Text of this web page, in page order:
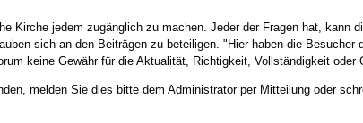
Kirche jedem zugänglich zu machen. Jeder der Fragen hat, kann
sich an den Beiträgen zu beteiligen. "Hier haben die
keine Gewähr für die Aktualität, Richtigkeit, Vollständigkeit
melden Sie dies bitte dem Administrator per Mitteilung oder